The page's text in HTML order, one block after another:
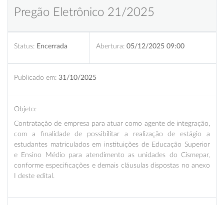
Pregão Eletrônico 21/2025
Status: Encerrada Abertura: 05/12/2025 09:00
Publicado em: 31/10/2025
Objeto:
Contratação de empresa para atuar como agente de integração,
com a finalidade de possibilitar a realização de estágio a
estudantes matriculados em instituições de Educação Superior
e Ensino Médio para atendimento as unidades do Cismepar,
conforme especificações e demais cláusulas dispostas no anexo
I deste edital.